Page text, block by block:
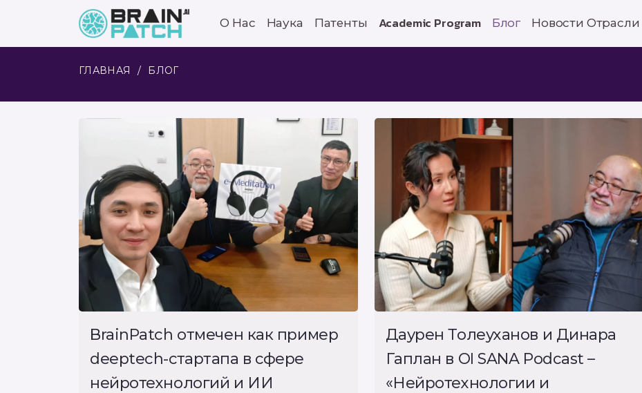
О Нас Наука Патенты Academic Program Блог Новости Отрасли
ГЛАВНАЯ БЛОГ
BrainPatch отмечен как пример
deeptech-стартапа в сфере
нейротехнологий и ИИ
Даурен Толеуханов и Динара
Гаплан в OI SANA Podcast –
«Нейротехнологии и